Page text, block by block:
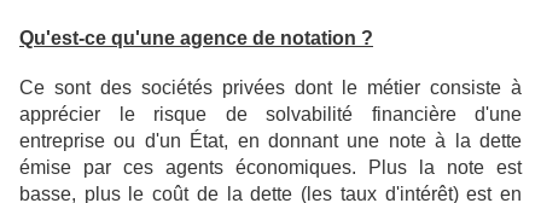
Qu'est-ce qu'une agence de notation ?
Ce sont des sociétés privées dont le métier consiste à
apprécier le risque de solvabilité financière d'une
entreprise ou d'un État, en donnant une note à la dette
émise par ces agents économiques. Plus la note est
basse, plus le coût de la dette (les taux d'intérêt) est en